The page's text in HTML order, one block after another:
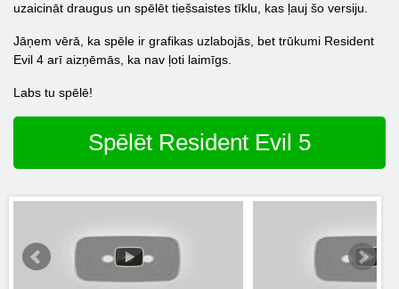
uzaicināt draugus un spēlēt tiešsaistes tīklu, kas ļauj šo versiju.
Jāņem vērā, ka spēle ir grafikas uzlabojās, bet trūkumi Resident
Evil 4 arī aizņēmās, ka nav ļoti laimīgs.
Labs tu spēlē!
Spēlēt Resident Evil 5